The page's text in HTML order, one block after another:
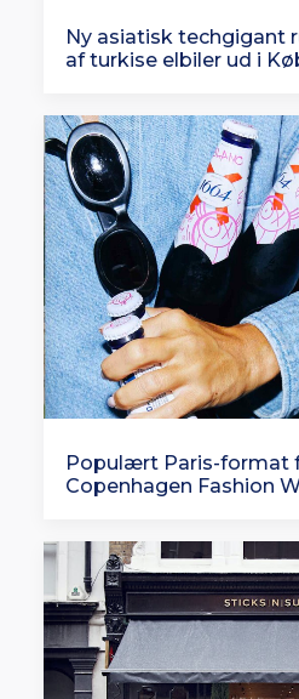
Ny asiatisk techgigant
af turkise elbiler ud i
Populært Paris-format
Copenhagen Fashion